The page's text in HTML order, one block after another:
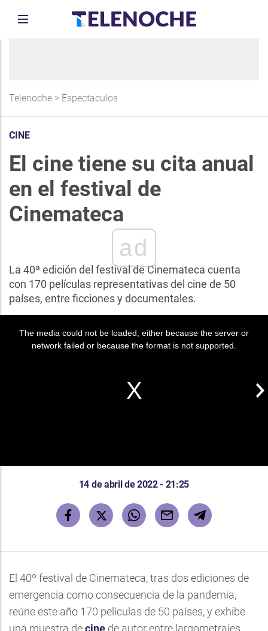
Telenoche > Espectaculos
CINE
El cine tiene su cita anual
en el festival de
Cinemateca
ad
La 40ª edición del festival de Cinemateca cuenta
con 170 películas representativas del cine de 50
países, entre ficciones y documentales.
The media could not be loaded, either because the server or
network failed or because the format is not supported.
14 de abril de 2022 - 21:25
El 40º festival de Cinemateca, tras dos ediciones de
emergencia como consecuencia de la pandemia,
reúne este año 170 películas de 50 países, y exhibe
una muestra decine de autor entre largometrajes,